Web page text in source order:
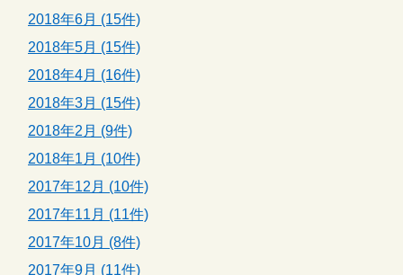
2018年6月 (15件)
2018年5月 (15件)
2018年4月 (16件)
2018年3月 (15件)
2018年2月 (9件)
2018年1月 (10件)
2017年12月 (10件)
2017年11月 (11件)
2017年10月 (8件)
2017年9月 (11件)